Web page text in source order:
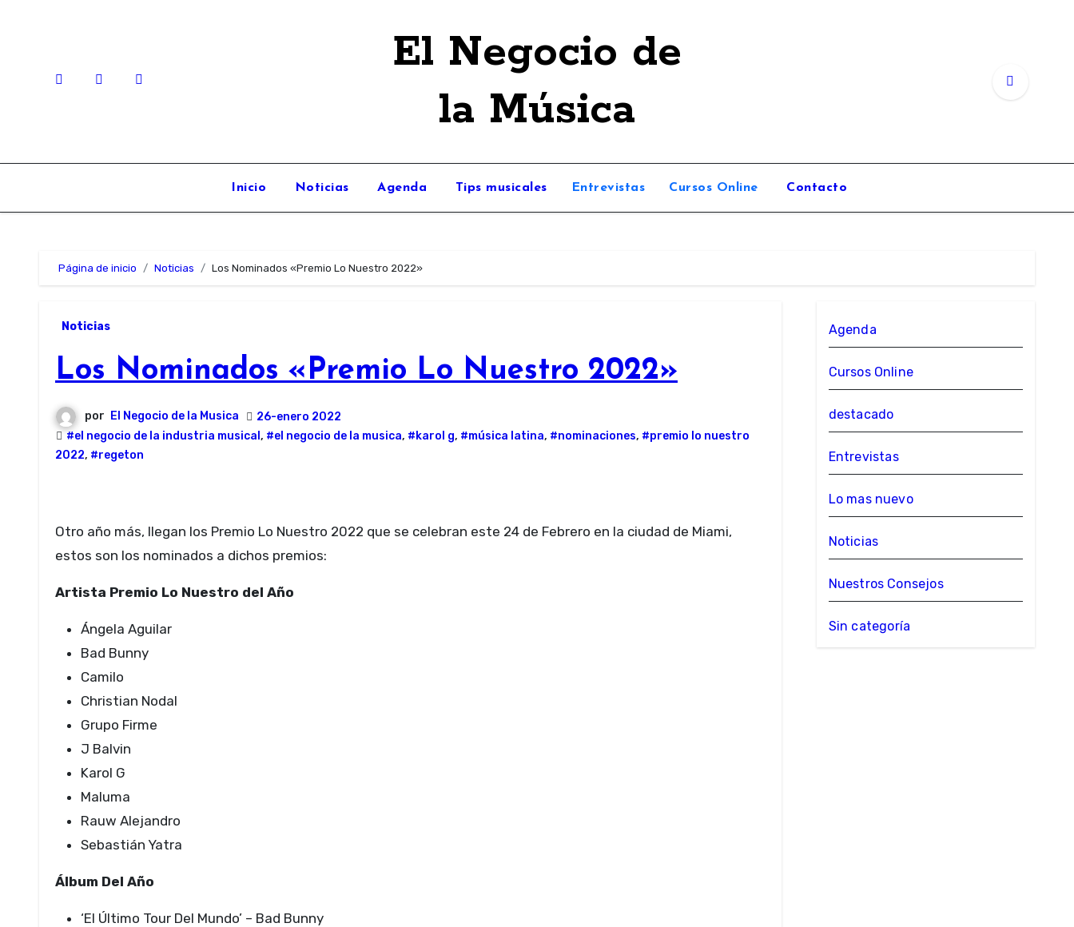
El Negocio de
la Música
Inicio Noticias Agenda Tips musicales Entrevistas Cursos Online Contacto
Página de inicio Noticias Los Nominados «Premio Lo Nuestro 2022»
Noticias
Los Nominados «Premio Lo Nuestro 2022»
por El Negocio de la Musica
26-enero 2022
#el negocio de la industria musical , #el negocio de la musica, #karol g, #música latina, #nominaciones, #premio lo nuestro
2022, #regeton
Otro año más, llegan los Premio Lo Nuestro 2022 que se celebran este 24 de Febrero en la ciudad de Miami,
estos son los nominados a dichos premios:
Artista Premio Lo Nuestro del Año
Ángela Aguilar
Bad Bunny
Camilo
Christian Nodal
Grupo Firme
J Balvin
Karol G
Maluma
Rauw Alejandro
Sebastián Yatra
Álbum Del Año
‘El Último Tour Del Mundo’ – Bad Bunny
Agenda
Cursos Online
destacado
Entrevistas
Lo mas nuevo
Noticias
Nuestros Consejos
Sin categoría